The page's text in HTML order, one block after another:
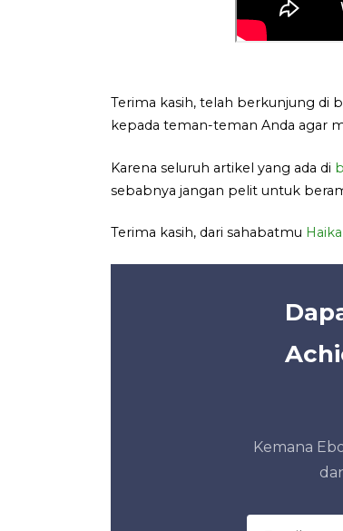
Terima kasih, telah berkunjung di
kepada teman-teman Anda agar
Karena seluruh artikel yang ada di
sebabnya jangan pelit untuk
Terima kasih, dari sahabatmu
Kemana